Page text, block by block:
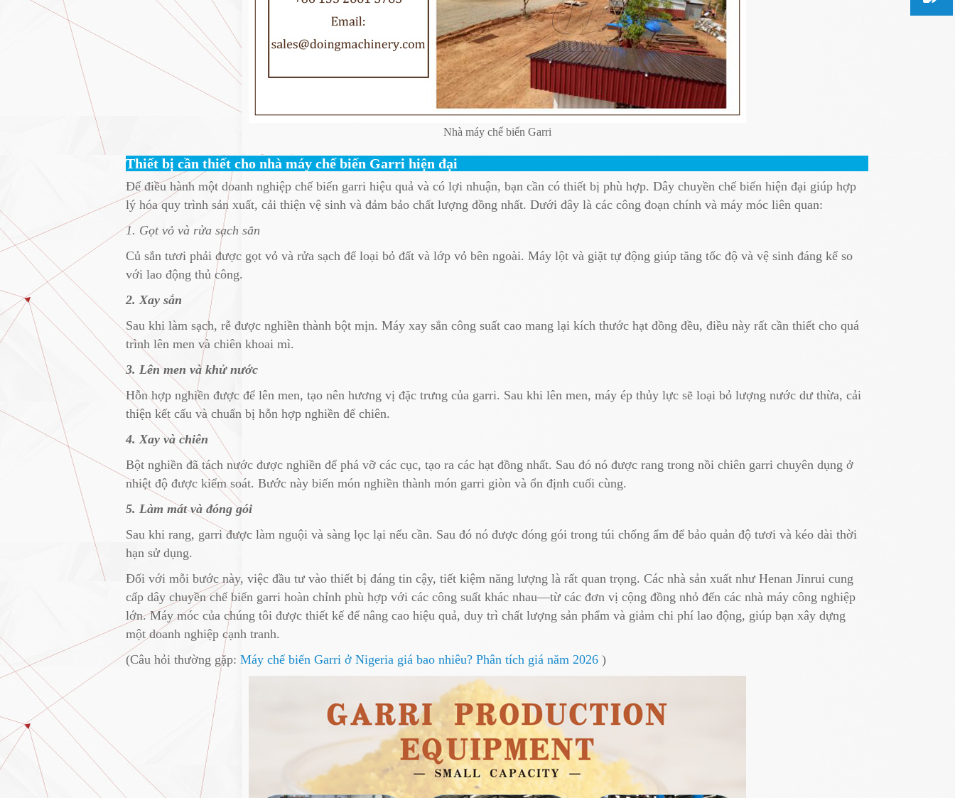
Nhà máy chế biến Garri
Thiết bị cần thiết cho nhà máy chế biến Garri hiện đại
Để điều hành một doanh nghiệp chế biến garri hiệu quả và có lợi nhuận, bạn cần có thiết bị phù hợp. Dây chuyền chế biến hiện đại giúp hợp
lý hóa quy trình sản xuất, cải thiện vệ sinh và đảm bảo chất lượng đồng nhất. Dưới đây là các công đoạn chính và máy móc liên quan:
1. Gọt vỏ và rửa sạch sắn
Củ sắn tươi phải được gọt vỏ và rửa sạch để loại bỏ đất và lớp vỏ bên ngoài. Máy lột và giặt tự động giúp tăng tốc độ và vệ sinh đáng kể so
với lao động thủ công.
2. Xay sắn
Sau khi làm sạch, rễ được nghiền thành bột mịn. Máy xay sắn công suất cao mang lại kích thước hạt đồng đều, điều này rất cần thiết cho quá
trình lên men và chiên khoai mì.
3. Lên men và khử nước
Hỗn hợp nghiền được để lên men, tạo nên hương vị đặc trưng của garri. Sau khi lên men, máy ép thủy lực sẽ loại bỏ lượng nước dư thừa, cải
thiện kết cấu và chuẩn bị hỗn hợp nghiền để chiên.
4. Xay và chiên
Bột nghiền đã tách nước được nghiền để phá vỡ các cục, tạo ra các hạt đồng nhất. Sau đó nó được rang trong nồi chiên garri chuyên dụng ở
nhiệt độ được kiểm soát. Bước này biến món nghiền thành món garri giòn và ổn định cuối cùng.
5. Làm mát và đóng gói
Sau khi rang, garri được làm nguội và sàng lọc lại nếu cần. Sau đó nó được đóng gói trong túi chống ẩm để bảo quản độ tươi và kéo dài thời
hạn sử dụng.
Đối với mỗi bước này, việc đầu tư vào thiết bị đáng tin cậy, tiết kiệm năng lượng là rất quan trọng. Các nhà sản xuất như Henan Jinrui cung
cấp dây chuyền chế biến garri hoàn chỉnh phù hợp với các công suất khác nhau—từ các đơn vị cộng đồng nhỏ đến các nhà máy công nghiệp
lớn. Máy móc của chúng tôi được thiết kế để nâng cao hiệu quả, duy trì chất lượng sản phẩm và giảm chi phí lao động, giúp bạn xây dựng
một doanh nghiệp cạnh tranh.
(Câu hỏi thường gặp: Máy chế biến Garri ở Nigeria giá bao nhiêu? Phân tích giá năm 2026 )